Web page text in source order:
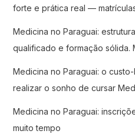
forte e prática real —
Medicina no Paraguai:
qualificado e formação sólida.
Medicina no Paraguai: o
realizar o sonho de cursar
Medicina no Paraguai:
muito tempo